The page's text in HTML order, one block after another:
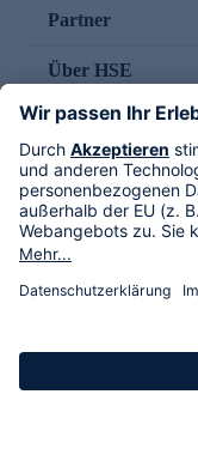
Partner
Über HSE
Im TV
HSE International